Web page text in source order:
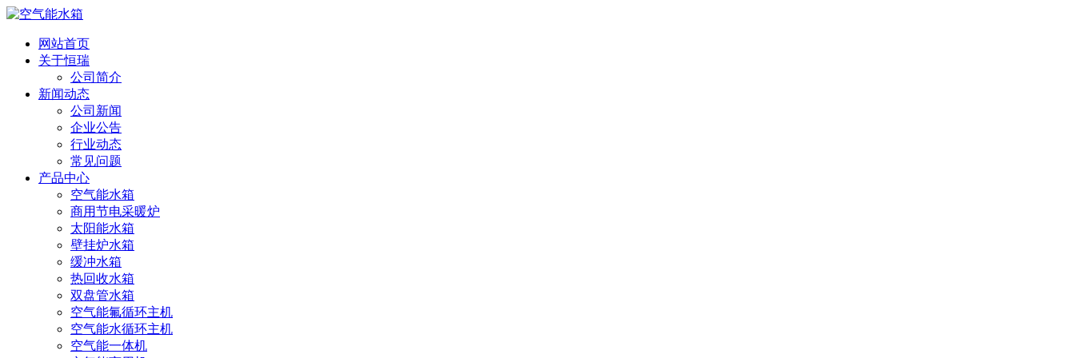
网站首页
关于恒瑞
公司简介
新闻动态
公司新闻
企业公告
行业动态
常见问题
产品中心
空气能水箱
商用节电采暖炉
太阳能水箱
壁挂炉水箱
缓冲水箱
热回收水箱
双盘管水箱
空气能氟循环主机
空气能水循环主机
空气能一体机